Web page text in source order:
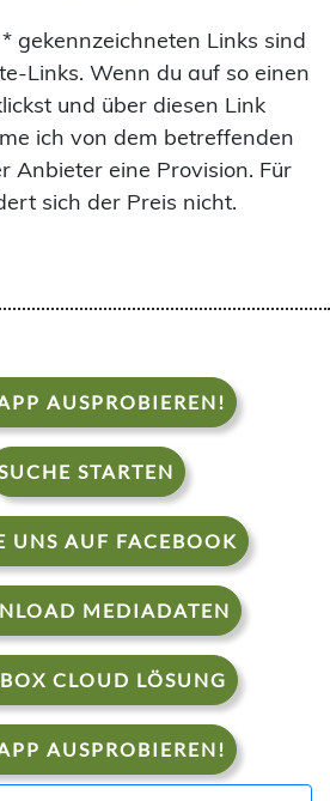
gekennzeichneten Links sind
Links. Wenn du auf so einen
und über diesen Link
ich von dem betreffenden
Anbieter eine Provision. Für
sich der Preis nicht.
AUSPROBIEREN!
SUCHE STARTEN
UNS AUF FACEBOOK
MEDIADATEN
CLOUD LÖSUNG
AUSPROBIEREN!